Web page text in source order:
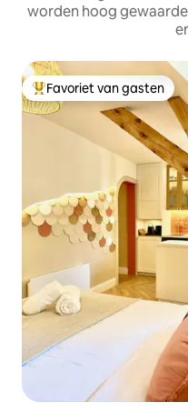
worden hoog
Topfavoriet van gasten
Favoriet van gasten